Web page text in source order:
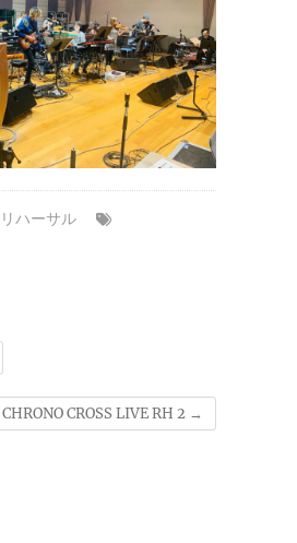
リハーサル
CHRONO CROSS LIVE RH 2 →